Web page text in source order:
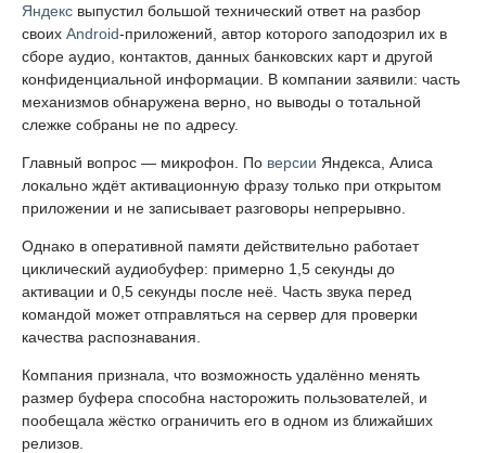
Яндекс выпустил большой технический ответ на разбор
своих Android-приложений, автор которого заподозрил их в
сборе аудио, контактов, данных банковских карт и другой
конфиденциальной информации. В компании заявили: часть
механизмов обнаружена верно, но выводы о тотальной
слежке собраны не по адресу.
Главный вопрос — микрофон. По версии Яндекса, Алиса
локально ждёт активационную фразу только при открытом
приложении и не записывает разговоры непрерывно.
Однако в оперативной памяти действительно работает
циклический аудиобуфер: примерно 1,5 секунды до
активации и 0,5 секунды после неё. Часть звука перед
командой может отправляться на сервер для проверки
качества распознавания.
Компания признала, что возможность удалённо менять
размер буфера способна насторожить пользователей, и
пообещала жёстко ограничить его в одном из ближайших
релизов.